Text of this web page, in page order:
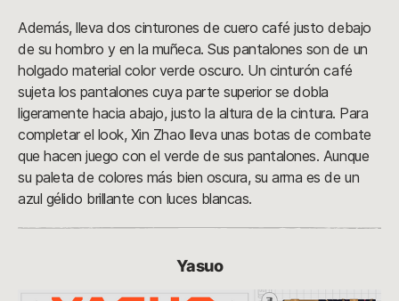
Además, lleva dos cinturones de cuero café justo debajo
de su hombro y en la muñeca. Sus pantalones son de un
holgado material color verde oscuro. Un cinturón café
sujeta los pantalones cuya parte superior se dobla
ligeramente hacia abajo, justo la altura de la cintura. Para
completar el look, Xin Zhao lleva unas botas de combate
que hacen juego con el verde de sus pantalones. Aunque
su paleta de colores más bien oscura, su arma es de un
azul gélido brillante con luces blancas.
Yasuo